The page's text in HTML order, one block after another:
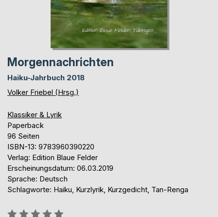
Morgennachrichten
Haiku-Jahrbuch 2018
Volker Friebel (Hrsg.)
Klassiker & Lyrik
Paperback
96 Seiten
ISBN-13: 9783960390220
Verlag: Edition Blaue Felder
Erscheinungsdatum: 06.03.2019
Sprache: Deutsch
Schlagworte: Haiku, Kurzlyrik, Kurzgedicht, Tan-Renga
Bewertung::